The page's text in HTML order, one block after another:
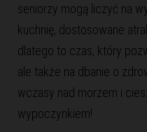
seniorzy mogą liczyć na
kuchnię, dostosowane
dlatego to czas, który
ale także na dbanie o
wczasy nad morzem i
wypoczynkiem!